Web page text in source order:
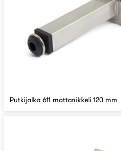
Putkijalka 611 mattanikkeli 120 mm